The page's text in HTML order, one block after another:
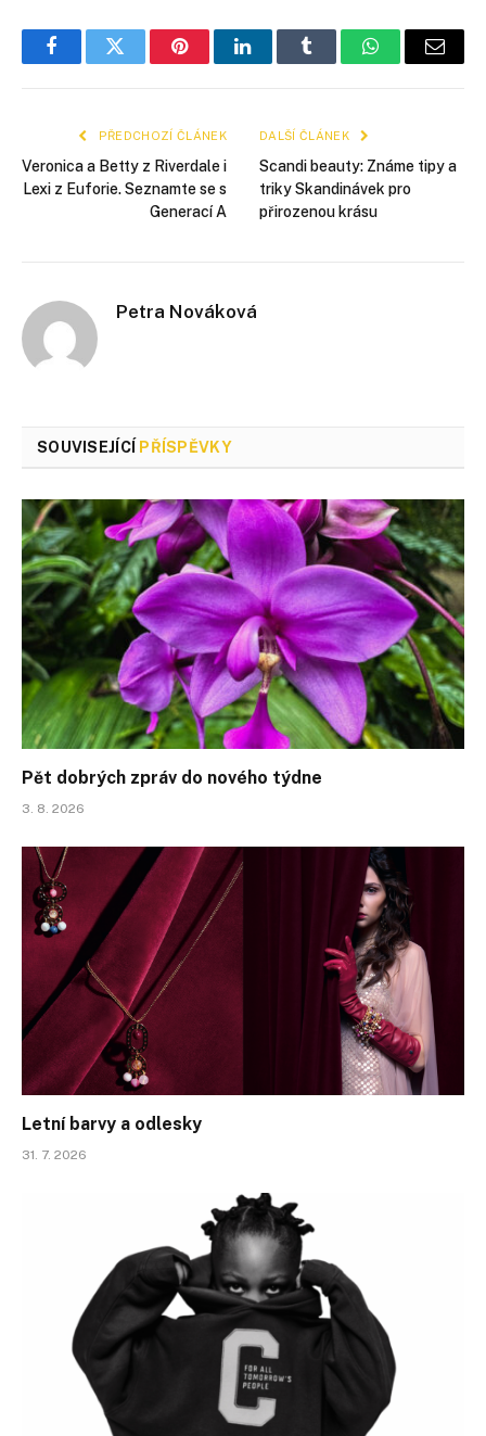
FacebookTwitter PinterestLinkedInTumblr WhatsApp
E-
PŘEDCHOZÍ ČLÁNEK
Veronica a Betty z Riverdale i
Lexi z Euforie. Seznamte se s
Generací A
DALŠÍ ČLÁNEK
Scandi beauty: Známe tipy a
triky Skandinávek pro
přirozenou krásu
Petra Nováková
SOUVISEJÍCÍ PŘÍSPĚVKY
Pět dobrých zpráv do nového týdne
3. 8. 2026
Letní barvy a odlesky
31. 7. 2026